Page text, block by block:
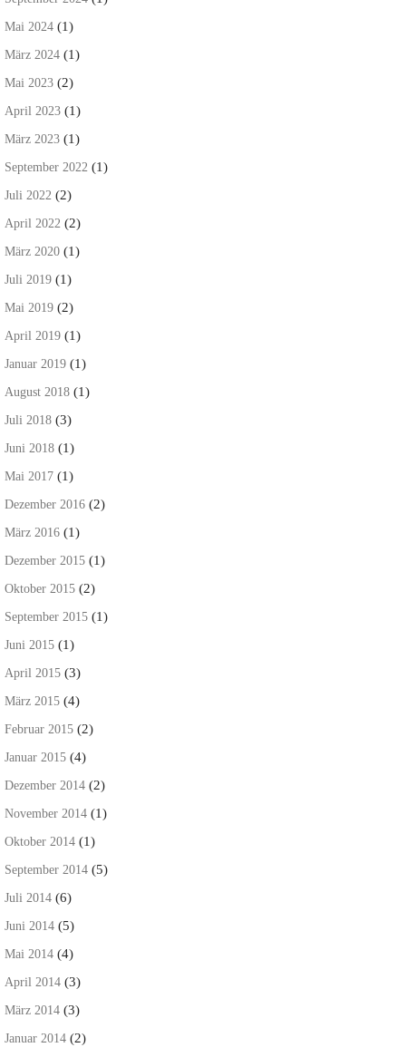
Mai 2024 (1)
März 2024 (1)
Mai 2023 (2)
April 2023 (1)
März 2023 (1)
September 2022 (1)
Juli 2022 (2)
April 2022 (2)
März 2020 (1)
Juli 2019 (1)
Mai 2019 (2)
April 2019 (1)
Januar 2019 (1)
August 2018 (1)
Juli 2018 (3)
Juni 2018 (1)
Mai 2017 (1)
Dezember 2016 (2)
März 2016 (1)
Dezember 2015 (1)
Oktober 2015 (2)
September 2015 (1)
Juni 2015 (1)
April 2015 (3)
März 2015 (4)
Februar 2015 (2)
Januar 2015 (4)
Dezember 2014 (2)
November 2014 (1)
Oktober 2014 (1)
September 2014 (5)
Juli 2014 (6)
Juni 2014 (5)
Mai 2014 (4)
April 2014 (3)
März 2014 (3)
Januar 2014 (2)